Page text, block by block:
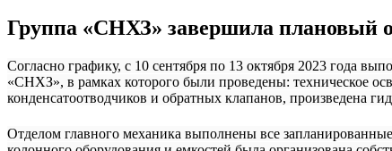
Группа «СНХЗ» завершила плановый
Согласно графику, с 10 сентября по 13 октября 2023 года
«СНХЗ», в рамках которого были проведены: техническое
конденсатоотводчиков и обратных клапанов, произведена
Отделом главного механика выполнены все